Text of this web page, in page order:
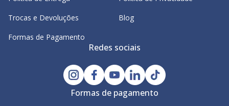
Trocas e Devoluções
Formas de Pagamento
Blog
Redes sociais
Formas de pagamento